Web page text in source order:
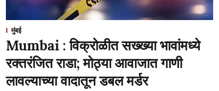
मुंबई
Mumbai : विक्रोळीत सख्ख्या भावांमध्ये
रक्तरंजित राडा; मोठ्या आवाजात गाणी
लावल्याच्या वादातून डबल मर्डर